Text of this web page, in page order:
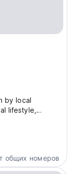
by local
lifestyle,
make your
get...
общих номеров